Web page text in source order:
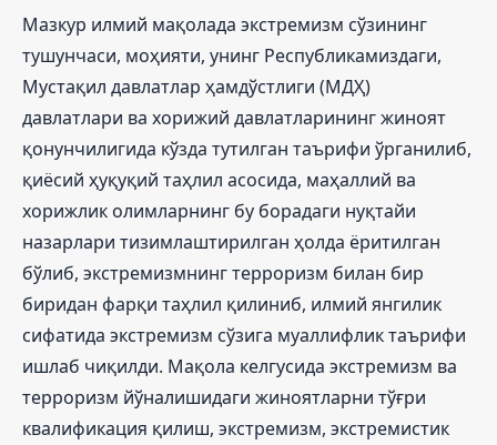
Мазкур илмий мақолада экстремизм сўзининг
тушунчаси, моҳияти, унинг Республикамиздаги,
Мустақил давлатлар ҳамдўстлиги (МДҲ)
давлатлари ва хорижий давлатларининг жиноят
қонунчилигида кўзда тутилган таърифи ўрганилиб,
қиёсий ҳуқуқий таҳлил асосида, маҳаллий ва
хорижлик олимларнинг бу борадаги нуқтайи
назарлари тизимлаштирилган ҳолда ёритилган
бўлиб, экстремизмнинг терроризм билан бир
биридан фарқи таҳлил қилиниб, илмий янгилик
сифатида экстремизм сўзига муаллифлик таърифи
ишлаб чиқилди. Мақола келгусида экстремизм ва
терроризм йўналишидаги жиноятларни тўғри
квалификация қилиш, экстремизм, экстремистик